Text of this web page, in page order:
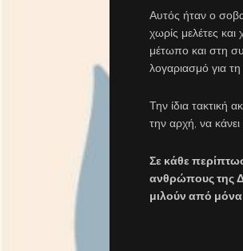
Αυτός ήταν ο
χωρίς μελέτες
μέτωπο και στη
λογαριασμό για
Την ίδια τακτική
την αρχή, να
Σε κάθε
ανθρώπους της
μιλούν από μόνα